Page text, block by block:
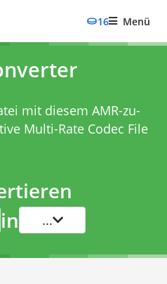
16 Menü
mit diesem AMR-zu-
Multi-Rate Codec File
in ...